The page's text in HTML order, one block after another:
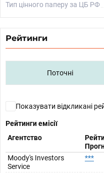
Тип цінного паперу за ЦБ РФ
Рейтинги
Поточні
Показувати відкликані
Рейтинги емісії
Агентство
Moody's Investors
Service
***